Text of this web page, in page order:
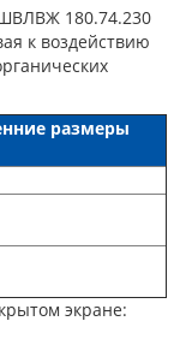
180.74.230
к воздействию
размеры
экране: